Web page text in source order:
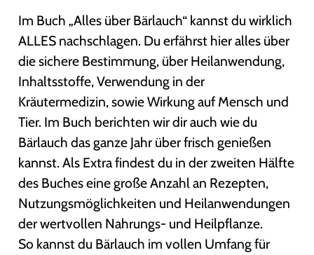
Im Buch „Alles über Bärlauch“ kannst du wirklich
ALLES nachschlagen. Du erfährst hier alles über
die sichere Bestimmung, über Heilanwendung,
Inhaltsstoffe, Verwendung in der
Kräutermedizin, sowie Wirkung auf Mensch und
Tier. Im Buch berichten wir dir auch wie du
Bärlauch das ganze Jahr über frisch genießen
kannst. Als Extra findest du in der zweiten Hälfte
des Buches eine große Anzahl an Rezepten,
Nutzungsmöglichkeiten und Heilanwendungen
der wertvollen Nahrungs- und Heilpflanze.
So kannst du Bärlauch im vollen Umfang für